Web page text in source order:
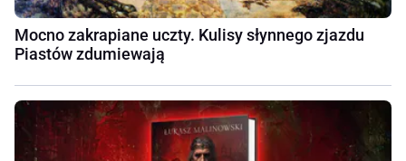
Mocno zakrapiane uczty. Kulisy słynnego zjazdu
Piastów zdumiewają